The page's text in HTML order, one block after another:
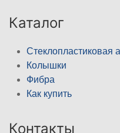
Каталог
Стеклопластиковая
Колышки
Фибра
Как купить
Контакты